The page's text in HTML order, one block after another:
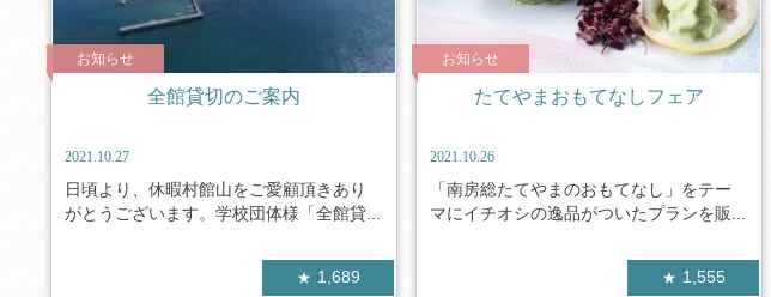
お知らせ
全館貸切のご案内
2021.10.27
日頃より、休暇村館山をご愛顧頂きあり
がとうございます。学校団体様「全館貸...
1,689
お知らせ
たてやまおもてなしフェア
2021.10.26
「南房総たてやまのおもてなし」をテー
マにイチオシの逸品がついたプランを販...
1,555